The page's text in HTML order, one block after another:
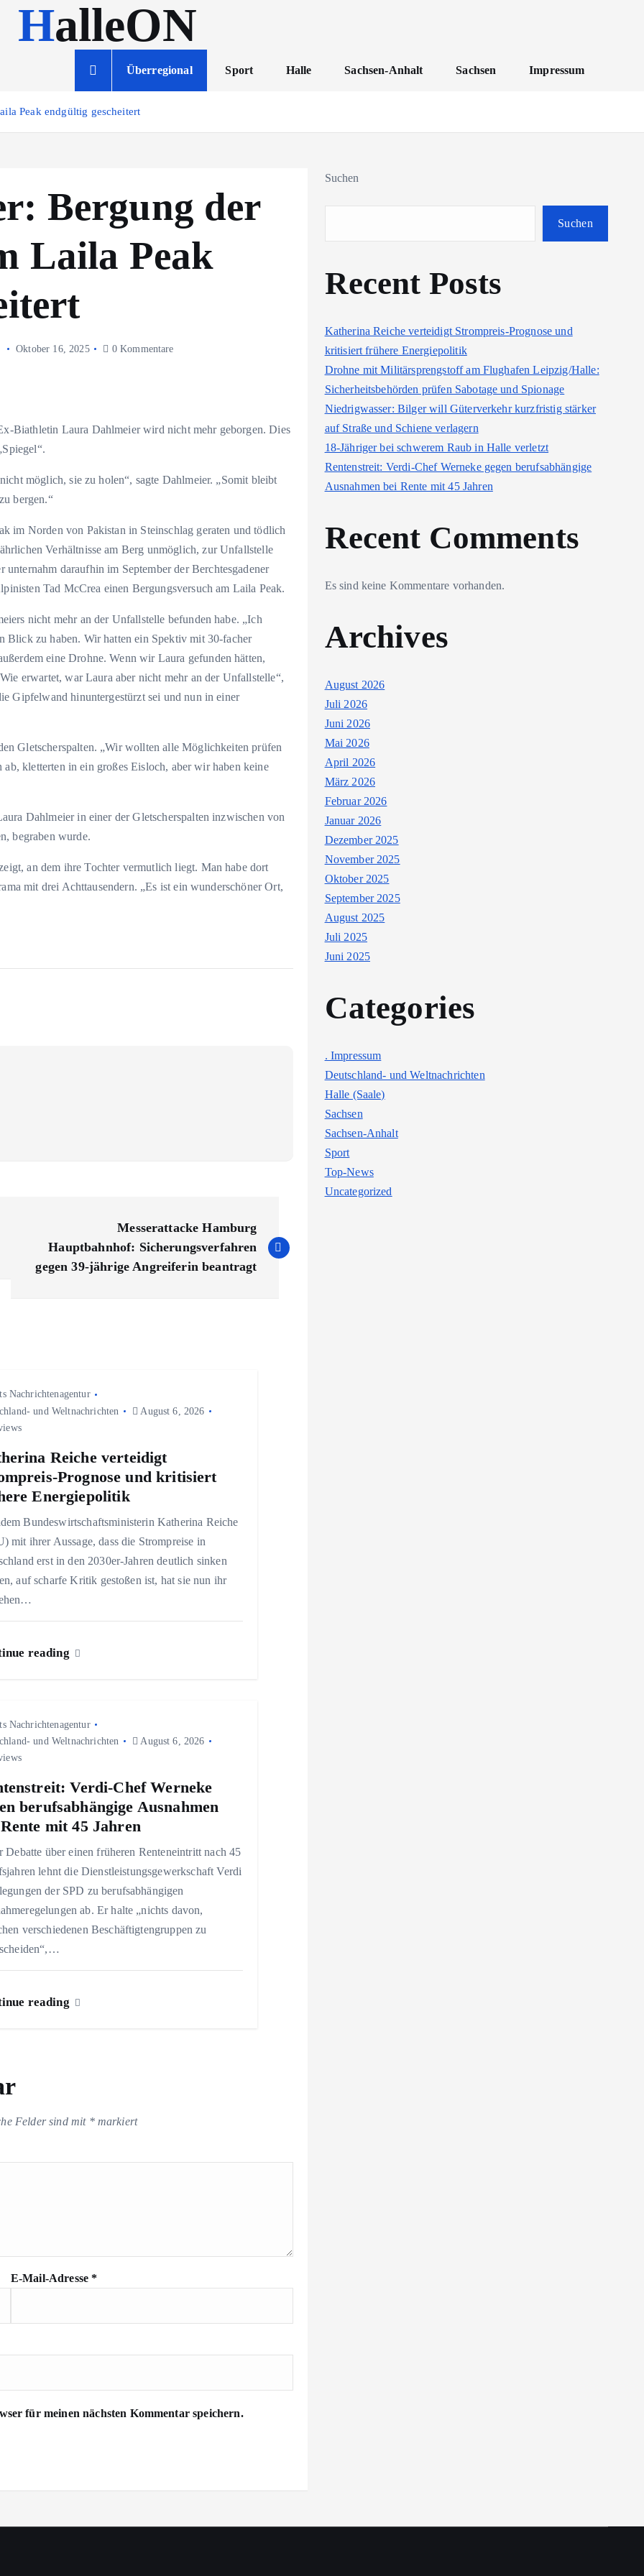
HalleON
Überregional Sport Halle Sachsen-Anhalt Sachsen Impressum
Peak endgültig gescheitert
Bergung der
Laila Peak
Oktober 16, 2025 0 Kommentare
Biathletin Laura Dahlmeier wird nicht mehr geborgen. Dies
möglich, sie zu holen“, sagte Dahlmeier. „Somit bleibt
bergen.“
im Norden von Pakistan in Steinschlag geraten und tödlich
Verhältnisse am Berg unmöglich, zur Unfallstelle
daraufhin im September der Berchtesgadener
Tad McCrea einen Bergungsversuch am Laila Peak.
nicht mehr an der Unfallstelle befunden habe. „Ich
Blick zu haben. Wir hatten ein Spektiv mit 30-facher
eine Drohne. Wenn wir Laura gefunden hätten,
erwartet, war Laura aber nicht mehr an der Unfallstelle“,
Gipfelwand hinuntergestürzt sei und nun in einer
Gletscherspalten. „Wir wollten alle Möglichkeiten prüfen
kletterten in ein großes Eisloch, aber wir haben keine
Dahlmeier in einer der Gletscherspalten inzwischen von
begraben wurde.
an dem ihre Tochter vermutlich liegt. Man habe dort
mit drei Achttausendern. „Es ist ein wunderschöner Ort,
Messerattacke Hamburg
Hauptbahnhof: Sicherungsverfahren
gegen 39-jährige Angreiferin beantragt
Nachrichtenagentur
und Weltnachrichten
August 6, 2026
Reiche verteidigt
Prognose und kritisiert
Energiepolitik
Bundeswirtschaftsministerin Katherina Reiche
mit ihrer Aussage, dass die Strompreise in
erst in den 2030er-Jahren deutlich sinken
auf scharfe Kritik gestoßen ist, hat sie nun ihr
reading
Nachrichtenagentur
und Weltnachrichten
August 6, 2026
Verdi-Chef Werneke
berufsabhängige Ausnahmen
mit 45 Jahren
Debatte über einen früheren Renteneintritt nach 45
lehnt die Dienstleistungsgewerkschaft Verdi
der SPD zu berufsabhängigen
ab. Er halte „nichts davon,
verschiedenen Beschäftigtengruppen zu
reading
Felder sind mit *markiert
E-Mail-Adresse *
für meinen nächsten Kommentar speichern.
Suchen
Suchen
Recent Posts
Katherina Reiche verteidigt Strompreis-Prognose und
kritisiert frühere Energiepolitik
Drohne mit Militärsprengstoff am Flughafen Leipzig/Halle:
Sicherheitsbehörden prüfen Sabotage und Spionage
Niedrigwasser: Bilger will Güterverkehr kurzfristig stärker
auf Straße und Schiene verlagern
18-Jähriger bei schwerem Raub in Halle verletzt
Rentenstreit: Verdi-Chef Werneke gegen berufsabhängige
Ausnahmen bei Rente mit 45 Jahren
Recent Comments
Es sind keine Kommentare vorhanden.
Archives
August 2026
Juli 2026
Juni 2026
Mai 2026
April 2026
März 2026
Februar 2026
Januar 2026
Dezember 2025
November 2025
Oktober 2025
September 2025
August 2025
Juli 2025
Juni 2025
Categories
. Impressum
Deutschland- und Weltnachrichten
Halle (Saale)
Sachsen
Sachsen-Anhalt
Sport
Top-News
Uncategorized